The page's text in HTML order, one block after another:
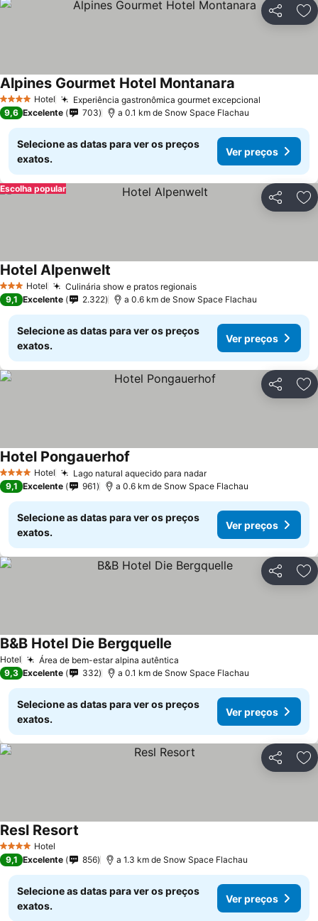
Partilhar
4 EstrelasHotel Experiência gastronômica gourmet excepcional
Alpines Gourmet Hotel Montanara
9,6 Excelente 703 a 0.1 km de Snow Space Flachau
Selecione as datas para ver os preços
exatos.
Ver preços
Partilhar
Escolha popular
3 EstrelasHotel Culinária show e pratos regionais
Hotel Alpenwelt
9,1 Excelente 2.322 a 0.6 km de Snow Space Flachau
Selecione as datas para ver os preços
exatos.
Ver preços
Partilhar
4 EstrelasHotel Lago natural aquecido para nadar
Hotel Pongauerhof
9,1 Excelente 961 a 0.6 km de Snow Space Flachau
Selecione as datas para ver os preços
exatos.
Ver preços
Partilhar
Hotel Área de bem-estar alpina autêntica
B&B Hotel Die Bergquelle
9,3 Excelente 332 a 0.1 km de Snow Space Flachau
Selecione as datas para ver os preços
exatos.
Ver preços
Partilhar
4 EstrelasHotel
Resl Resort
9,1 Excelente 856 a 1.3 km de Snow Space Flachau
Selecione as datas para ver os preços
exatos.
Ver preços